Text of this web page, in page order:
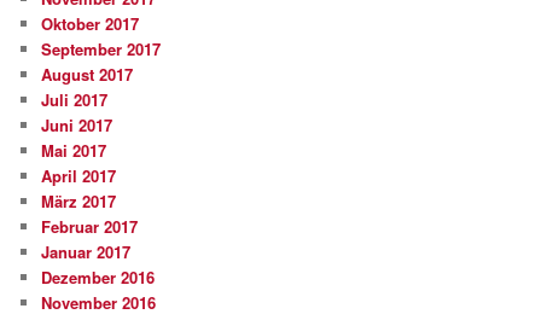
Oktober 2017
September 2017
August 2017
Juli 2017
Juni 2017
Mai 2017
April 2017
März 2017
Februar 2017
Januar 2017
Dezember 2016
November 2016